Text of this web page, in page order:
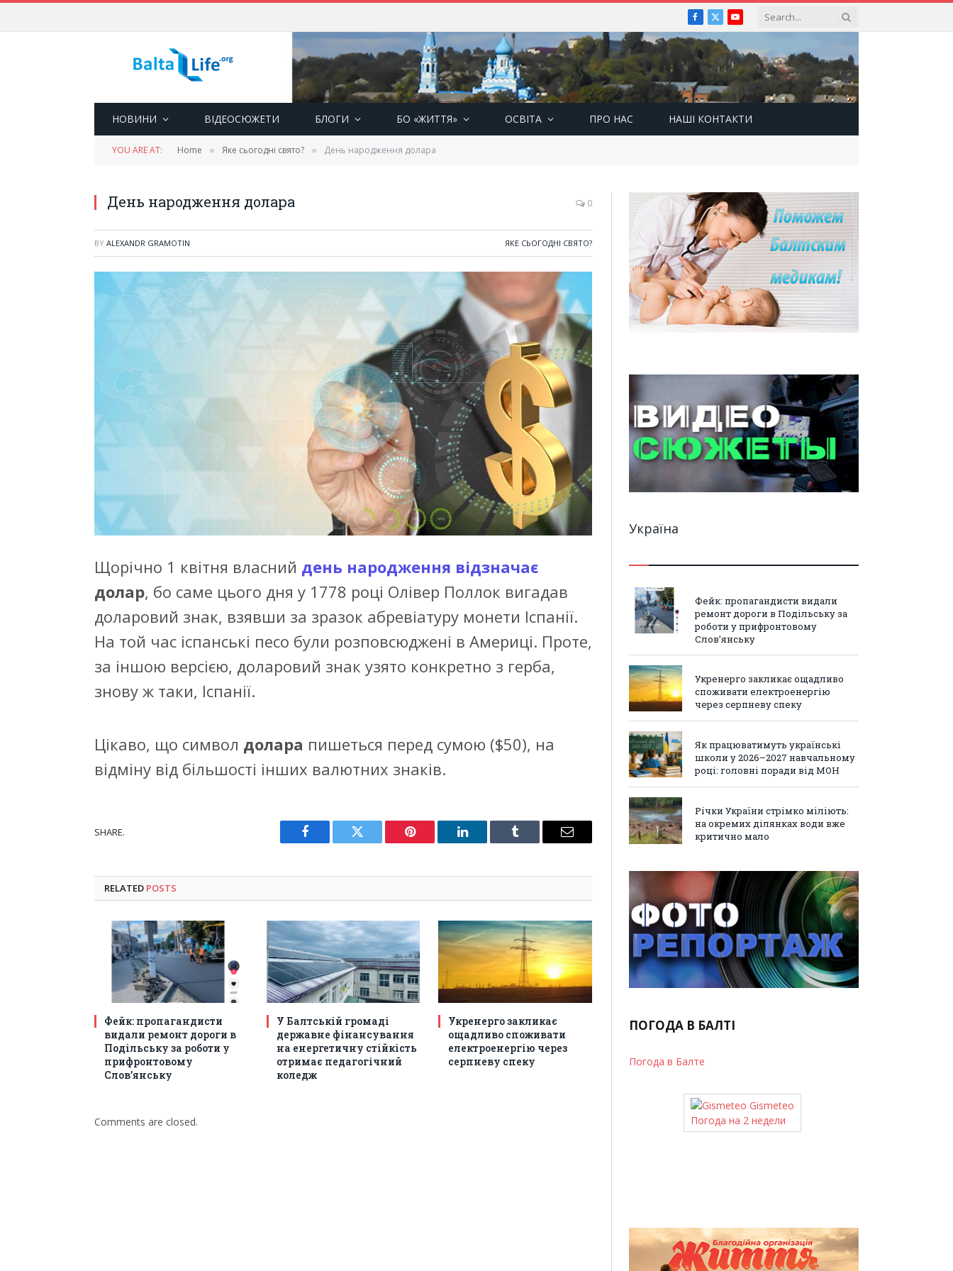
Facebook
X
(Twitter)
YouTube
НОВИНИ ВІДЕОСЮЖЕТИ БЛОГИ БО «ЖИТТЯ» ОСВІТА ПРО НАС НАШІ КОНТАКТИ
YOU ARE AT: Home » Яке сьогодні свято? » День народження долара
День народження долара 0
BY ALEXANDR GRAMOTIN ЯКЕ СЬОГОДНІ СВЯТО?
Щорічно 1 квітня власний день народження відзначає
долар, бо саме цього дня у 1778 році Олівер Поллок вигадав
доларовий знак, взявши за зразок абревіатуру монети Іспанії.
На той час іспанські песо були розповсюджені в Америці. Проте,
за іншою версією, доларовий знак узято конкретно з герба,
знову ж таки, Іспанії.
Цікаво, що символ долара пишеться перед сумою ($50), на
відміну від більшості інших валютних знаків.
SHARE.
Facebook Twitter Pinterest LinkedIn Tumblr Email
RELATED POSTS
Фейк: пропагандисти
видали ремонт дороги в
Подільську за роботи у
прифронтовому
Слов’янську
У Балтській громаді
державне фінансування
на енергетичну стійкість
отримає педагогічний
коледж
Укренерго закликає
ощадливо споживати
електроенергію через
серпневу спеку
Comments are closed.
Україна
Фейк: пропагандисти видали
ремонт дороги в Подільську за
роботи у прифронтовому
Слов’янську
Укренерго закликає ощадливо
споживати електроенергію
через серпневу спеку
Як працюватимуть українські
школи у 2026–2027 навчальному
році: головні поради від МОН
Річки України стрімко міліють:
на окремих ділянках води вже
критично мало
ПОГОДА В БАЛТІ
Погода в Балте
Gismeteo
Погода на 2 недели